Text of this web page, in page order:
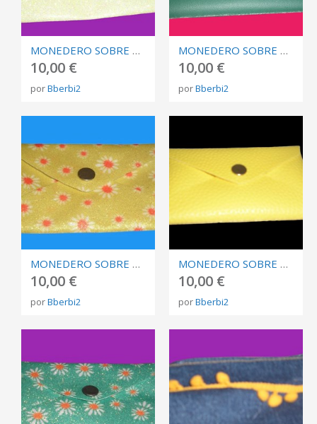
MONEDERO SOBRE AMARILLO BRILLI
10,00 €
porBberbi2
MONEDERO SOBRE VERDE OSCURO TIPO CUERO
10,00 €
porBberbi2
MONEDERO SOBRE AMARILLO MARGARITAS
10,00 €
porBberbi2
MONEDERO SOBRE AMARILLO TIPO CUERO GORDO
10,00 €
porBberbi2